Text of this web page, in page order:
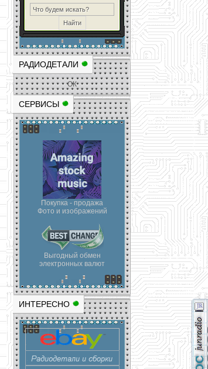
РАДИОДЕТАЛИ
ОК
СЕРВИСЫ
Покупка - продажа
Фото и изображений
Выгодный обмен
электронных валют
ИНТЕРЕСНО